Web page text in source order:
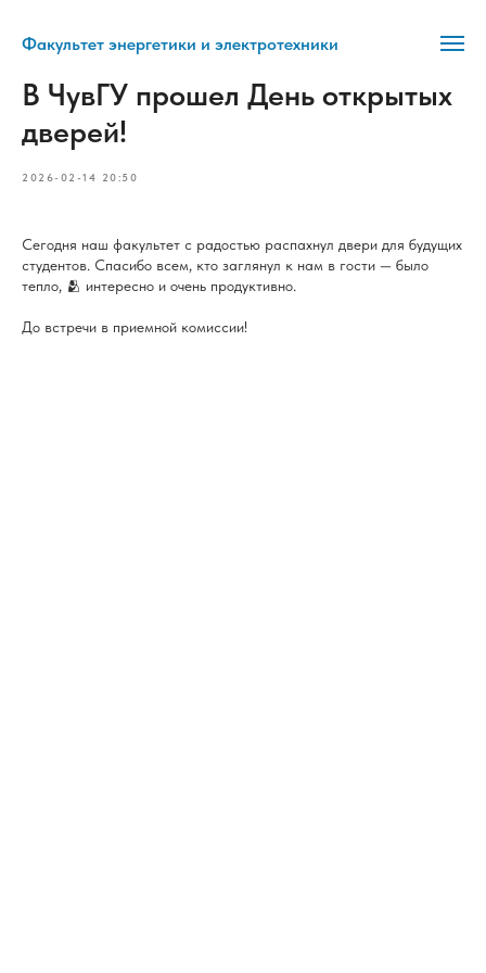
Факультет энергетики и электротехники
В ЧувГУ прошел День открытых
дверей!
2026-02-14 20:50
Сегодня наш факультет с радостью распахнул двери для будущих
студентов. Спасибо всем, кто заглянул к нам в гости — было
тепло, 🫂 интересно и очень продуктивно.
До встречи в приемной комиссии!